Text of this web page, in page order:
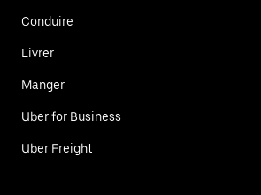
Conduire
Livrer
Manger
Uber for Business
Uber Freight